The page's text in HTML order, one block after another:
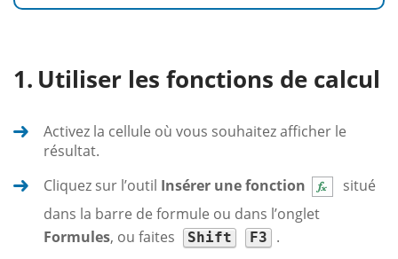
Utiliser les fonctions de calcul
Activez la cellule où vous souhaitez afficher le
résultat.
Cliquez sur l’outil Insérer une fonction
situé
dans la barre de formule ou dans l’onglet
Formules, ou faites Shift F3
.